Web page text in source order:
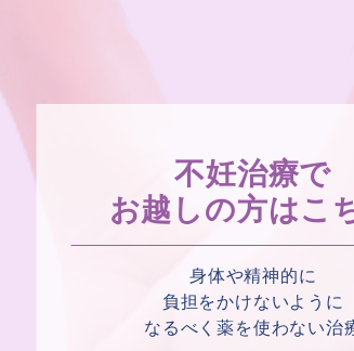
不妊治療で
お越しの方はこ
身体や精神的に
負担をかけないように
なるべく薬を使わない治